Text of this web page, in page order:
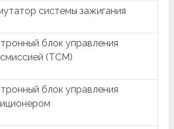
системы зажигания
блок управления
(TCM)
блок управления